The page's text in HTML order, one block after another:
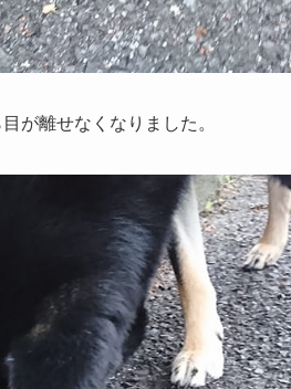
が離せなくなりました。